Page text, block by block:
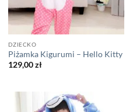
DZIECKO
Piżamka Kigurumi – Hello Kitty
129,00zł